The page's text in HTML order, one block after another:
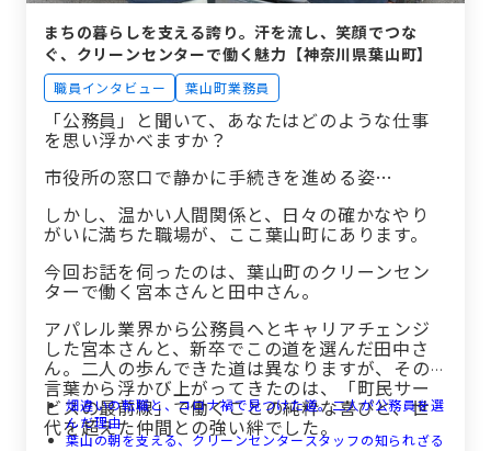
まちの暮らしを支える誇り。汗を流し、笑顔でつな
ぐ、クリーンセンターで働く魅力【神奈川県葉山町】
職員インタビュー 葉山町業務員
「公務員」と聞いて、あなたはどのような仕事
を思い浮かべますか？
市役所の窓口で静かに手続きを進める姿…
しかし、温かい人間関係と、日々の確かなやり
がいに満ちた職場が、ここ葉山町にあります。
今回お話を伺ったのは、葉山町のクリーンセン
ターで働く宮本さんと田中さん。
アパレル業界から公務員へとキャリアチェンジ
した宮本さんと、新卒でこの道を選んだ田中さ
ん。二人の歩んできた道は異なりますが、その
言葉から浮かび上がってきたのは、「町民サー
ビスの最前線」で働くことの純粋な喜びと、世
代を超えた仲間との強い絆でした。
畑違いの転職と、コロナ禍で見つけた道。二人が公務員を選
んだ理由
葉山の朝を支える、クリーンセンタースタッフの知られざる